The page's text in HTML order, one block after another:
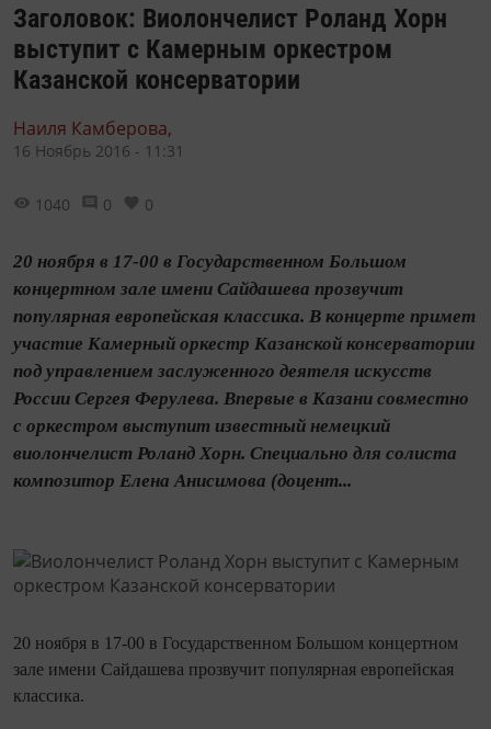
Заголовок: Виолончелист Роланд Хорн
выступит с Камерным оркестром
Казанской консерватории
Наиля Камберова,
16 Ноябрь 2016 - 11:31
1040 0 0
20 ноября в 17-00 в Государственном Большом
концертном зале имени Сайдашева прозвучит
популярная европейская классика. В концерте примет
участие Камерный оркестр Казанской консерватории
под управлением заслуженного деятеля искусств
России Сергея Ферулева. Впервые в Казани совместно
с оркестром выступит известный немецкий
виолончелист Роланд Хорн. Специально для солиста
композитор Елена Анисимова (доцент...
20 ноября в 17-00 в Государственном Большом концертном
зале имени Сайдашева прозвучит популярная европейская
классика.